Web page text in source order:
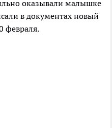
оказывали малышке
в документах новый
февраля.